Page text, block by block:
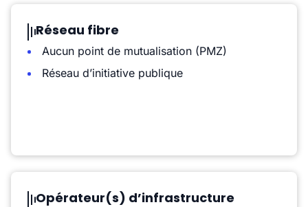
Réseau fibre
Aucun point de mutualisation (PMZ)
Réseau d’initiative publique
Opérateur(s) d’infrastructure